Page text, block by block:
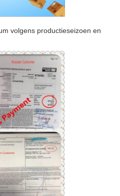
volgens productieseizoen en